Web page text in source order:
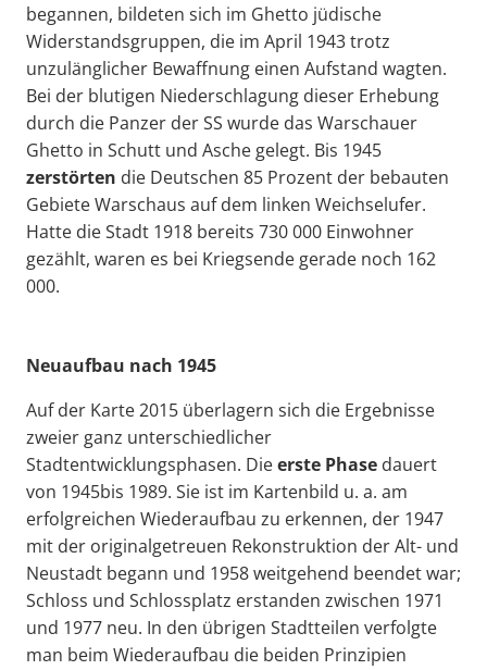
begannen, bildeten sich im Ghetto jüdische
Widerstandsgruppen, die im April 1943 trotz
unzulänglicher Bewaffnung einen Aufstand wagten.
Bei der blutigen Niederschlagung dieser Erhebung
durch die Panzer der SS wurde das Warschauer
Ghetto in Schutt und Asche gelegt. Bis 1945
zerstörten die Deutschen 85 Prozent der bebauten
Gebiete Warschaus auf dem linken Weichselufer.
Hatte die Stadt 1918 bereits 730 000 Einwohner
gezählt, waren es bei Kriegsende gerade noch 162
000.
Neuaufbau nach 1945
Auf der Karte 2015 überlagern sich die Ergebnisse
zweier ganz unterschiedlicher
Stadtentwicklungsphasen. Dieerste Phase dauert
von 1945bis 1989. Sie ist im Kartenbild u. a. am
erfolgreichen Wiederaufbau zu erkennen, der 1947
mit der originalgetreuen Rekonstruktion der Alt- und
Neustadt begann und 1958 weitgehend beendet war;
Schloss und Schlossplatz erstanden zwischen 1971
und 1977 neu. In den übrigen Stadtteilen verfolgte
man beim Wiederaufbau die beiden Prinzipien